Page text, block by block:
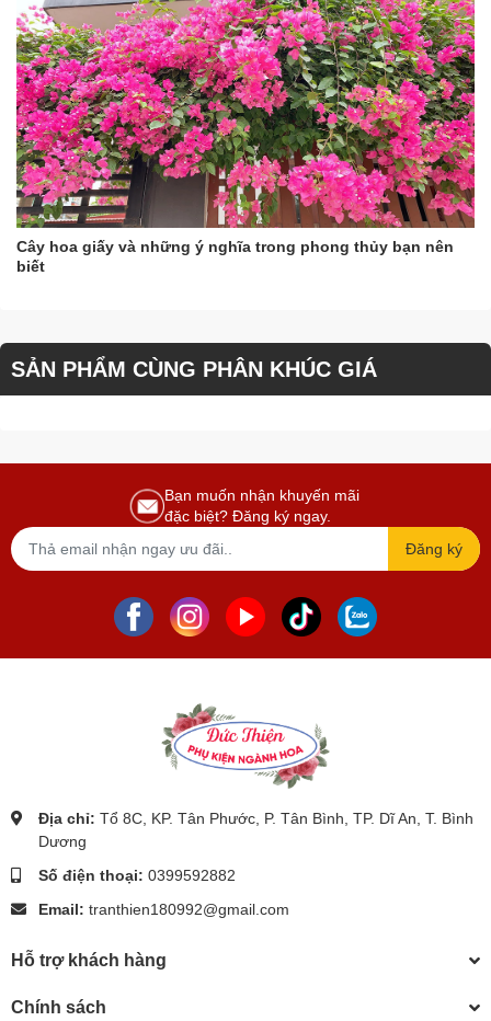
Cây hoa giấy và những ý nghĩa trong phong thủy bạn nên
biết
SẢN PHẨM CÙNG PHÂN KHÚC GIÁ
Bạn muốn nhận khuyến mãi
đặc biệt? Đăng ký ngay.
Đăng ký
Địa chỉ: Tổ 8C, KP. Tân Phước, P. Tân Bình, TP. Dĩ An, T. Bình
Dương
Số điện thoại: 0399592882
Email: tranthien180992@gmail.com
Hỗ trợ khách hàng
Chính sách